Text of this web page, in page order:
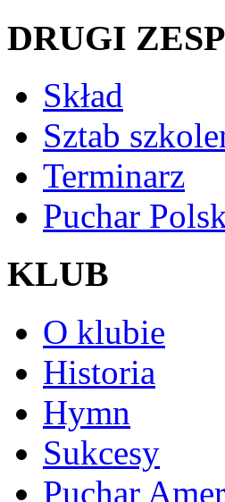
DRUGI
Skład
Sztab
Terminarz
Puchar
KLUB
O klubie
Historia
Hymn
Sukcesy
Puchar